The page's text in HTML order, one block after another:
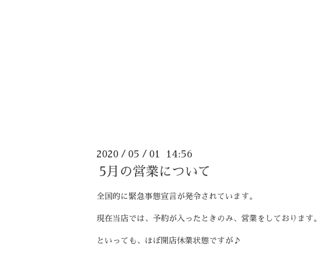
2020 / 05 / 01 14:56
5月の営業について
全国的に緊急事態宣言が発令されています。
現在当店では、予約が入ったときのみ、営業をしております。
といっても、ほぼ開店休業状態ですが♪